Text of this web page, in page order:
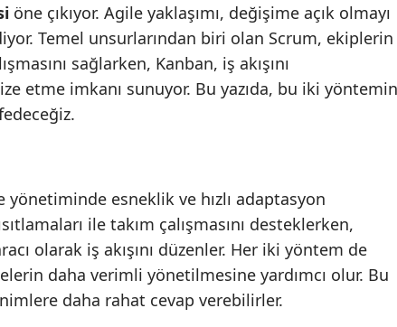
Erzincan
Erzurum
Eskişehir
Gümüşhane
Hakkari
Hatay
Isparta
öne çıkıyor. Agile yaklaşımı, değişime açık olmayı
Temel unsurlarından biri olan Scrum, ekiplerin
sağlarken, Kanban, iş akışını
etme imkanı sunuyor. Bu yazıda, bu iki yöntemin
esneklik ve hızlı adaptasyon
ile takım çalışmasını desteklerken,
olarak iş akışını düzenler. Her iki yöntem de
daha verimli yönetilmesine yardımcı olur. Bu
daha rahat cevap verebilirler.